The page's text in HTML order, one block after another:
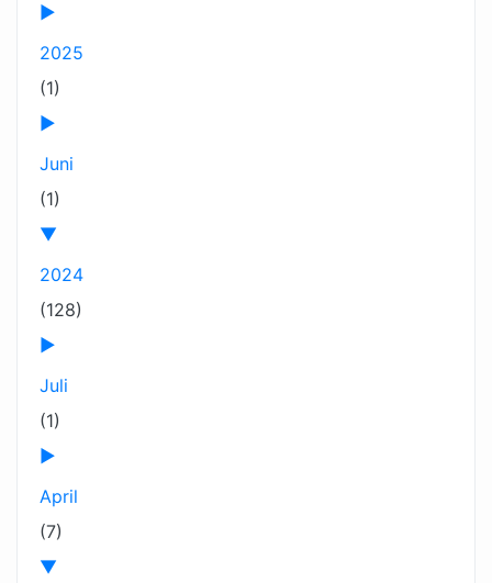
►
2025
(1)
►
Juni
(1)
▼
2024
(128)
►
Juli
(1)
►
April
(7)
▼